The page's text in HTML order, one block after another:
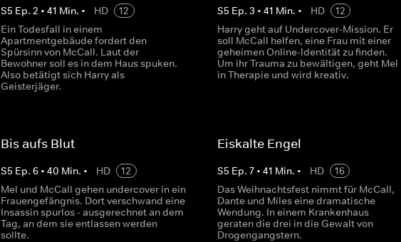
S5 Ep.2 •41 Min. • HD
12
Ein Todesfall in einem
Apartmentgebäude fordert den
Spürsinn von McCall. Laut der
Bewohner soll es in dem Haus spuken.
Also betätigt sich Harry als
Geisterjäger.
S5 Ep. 3 • 41 Min. • HD
12
Harry geht auf Undercover-Mission. Er
soll McCall helfen, eine Frau mit einer
geheimen Online-Identität zu finden.
Um ihr Trauma zu bewältigen, geht Mel
in Therapie und wird kreativ.
Bis aufs Blut
S5 Ep.6 •40 Min. • HD
12
Mel und McCall gehen undercover in ein
Frauengefängnis. Dort verschwand eine
Insassin spurlos - ausgerechnet an dem
Tag, an dem sie entlassen werden
sollte.
Eiskalte Engel
S5 Ep. 7• 41 Min. • HD
16
Das Weihnachtsfest nimmt für McCall,
Dante und Miles eine dramatische
Wendung. In einem Krankenhaus
geraten die drei in die Gewalt von
Drogengangstern.